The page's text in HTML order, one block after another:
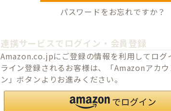
パスワードをお忘れですか？
連携サービスでログイン・会員登録
Amazon.co.jpにご登録の情報を利用してログ
ライン登録されるお客様は、「Amazonアカ
ン」ボタンよりお進みください。